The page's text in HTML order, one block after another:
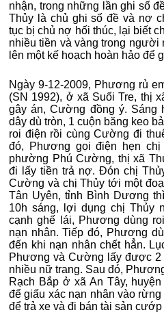
nhận, trong những lần ghi số
Thủy là chủ ghi số đề và nợ
tục bị chủ nợ hối thúc, lại biết
nhiều tiền và vàng trong
lên một kế hoạch hoàn hảo để
Ngày 9-12-2009, Phương rủ
(SN 1992), ở xã Suối Tre, thị
gây án, Cường đồng ý. Sáng
dây dù tròn, 1 cuộn băng keo
roi điện rồi cùng Cường đi
đó, Phương gọi điện hẹn
phường Phú Cường, thị xã
đi lấy tiền trả nợ. Đón chị
Cường và chị Thủy tới một
Tân Uyên, tỉnh Bình Dương
10h sáng, lợi dụng chị Thủy
cạnh ghế lái, Phương dùng
nạn nhân. Tiếp đó, Phương
đến khi nạn nhân chết hẳn.
Phương và Cường lấy được
nhiều nữ trang. Sau đó,
Rạch Bắp ở xã An Tây,
để giấu xác nạn nhân vào
để trả xe và đi bán tài sản